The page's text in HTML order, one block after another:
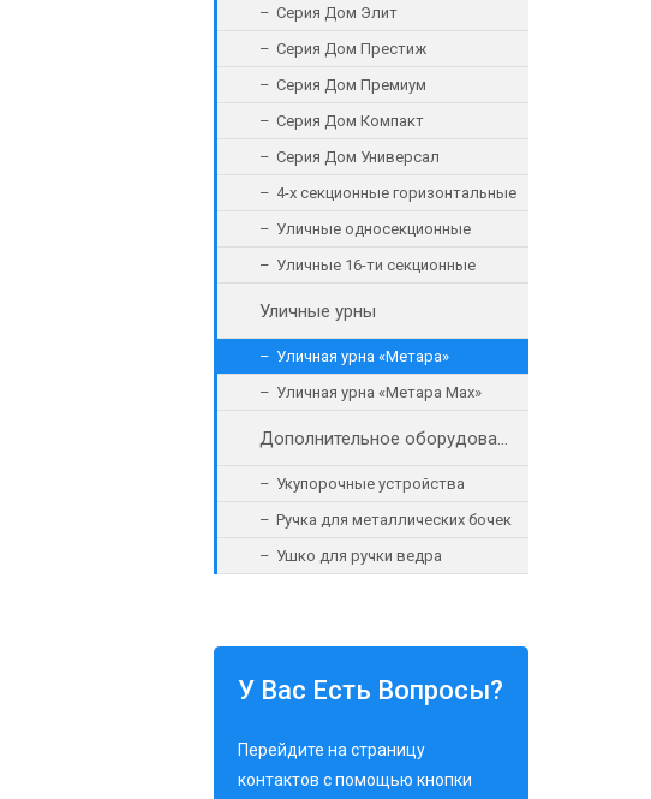
Серия Дом Элит
Серия Дом Престиж
Серия Дом Премиум
Серия Дом Компакт
Серия Дом Универсал
4-х секционные горизонтальные
Уличные односекционные
Уличные 16-ти секционные
Уличные урны
Уличная урна «Метара»
Уличная урна «Метара Max»
Дополнительное оборудование
Укупорочные устройства
Ручка для металлических бочек
Ушко для ручки ведра
У Вас Есть Вопросы?
Перейдите на страницу
контактов с помощью кнопки